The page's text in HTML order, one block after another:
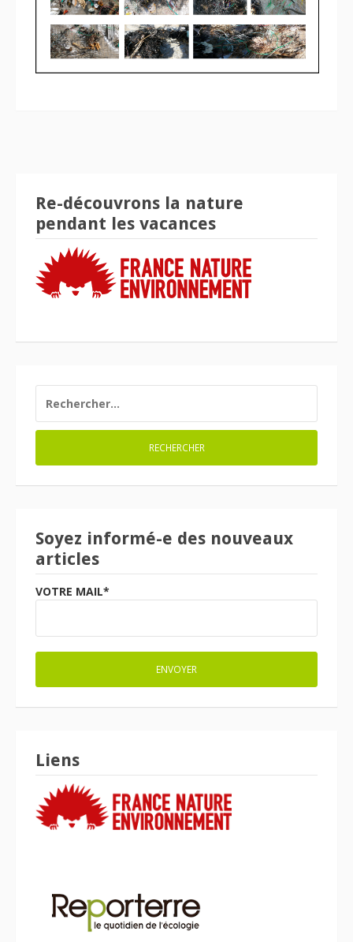
Re-découvrons la nature
pendant les vacances
Soyez informé-e des nouveaux
articles
VOTRE MAIL*
Liens